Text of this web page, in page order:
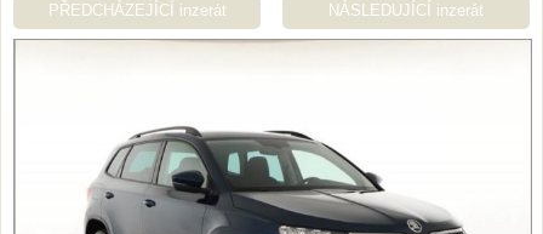
PŘEDCHÁZEJÍCÍ inzerát NÁSLEDUJÍCÍ inzerát